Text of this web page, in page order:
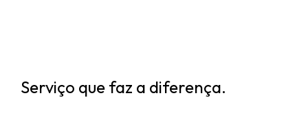
Serviço que faz a diferença.